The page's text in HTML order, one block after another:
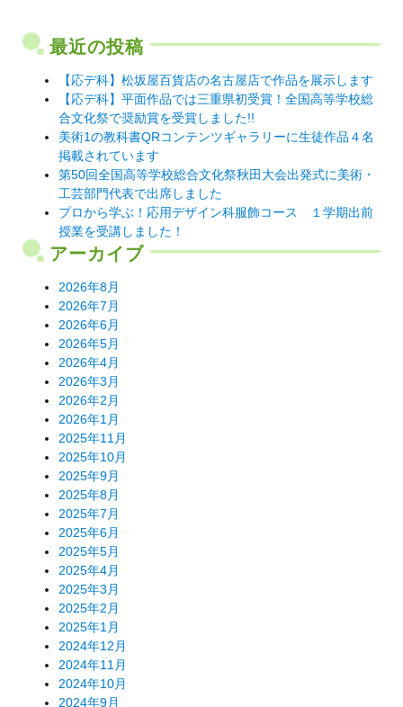
ー
シ
ョ
ン
最近の投稿
【応デ科】松坂屋百貨店の名古屋店で作品を展示します
【応デ科】平面作品では三重県初受賞！全国高等学校総
合文化祭で奨励賞を受賞しました!!
美術1の教科書QRコンテンツギャラリーに生徒作品４名
掲載されています
第50回全国高等学校総合文化祭秋田大会出発式に美術・
工芸部門代表で出席しました
プロから学ぶ！応用デザイン科服飾コース １学期出前
授業を受講しました！
アーカイブ
2026年8月
2026年7月
2026年6月
2026年5月
2026年4月
2026年3月
2026年2月
2026年1月
2025年11月
2025年10月
2025年9月
2025年8月
2025年7月
2025年6月
2025年5月
2025年4月
2025年3月
2025年2月
2025年1月
2024年12月
2024年11月
2024年10月
2024年9月